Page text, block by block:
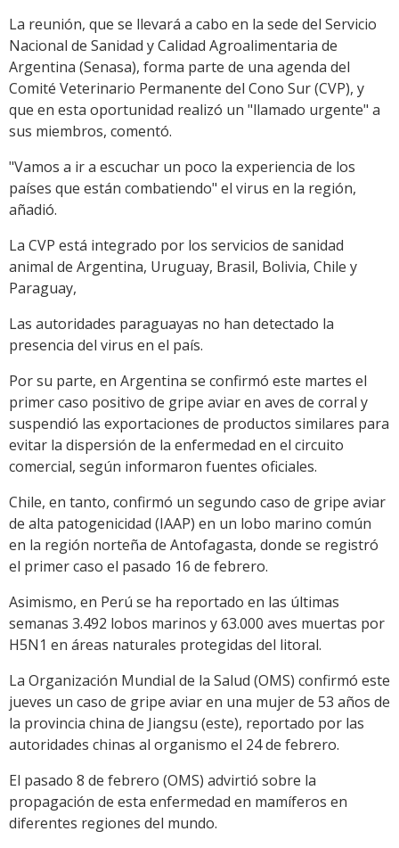
La reunión, que se llevará a cabo en la sede del Servicio
Nacional de Sanidad y Calidad Agroalimentaria de
Argentina (Senasa), forma parte de una agenda del
Comité Veterinario Permanente del Cono Sur (CVP), y
que en esta oportunidad realizó un "llamado urgente" a
sus miembros, comentó.
"Vamos a ir a escuchar un poco la experiencia de los
países que están combatiendo" el virus en la región,
añadió.
La CVP está integrado por los servicios de sanidad
animal de Argentina, Uruguay, Brasil, Bolivia, Chile y
Paraguay,
Las autoridades paraguayas no han detectado la
presencia del virus en el país.
Por su parte, en Argentina se confirmó este martes el
primer caso positivo de gripe aviar en aves de corral y
suspendió las exportaciones de productos similares para
evitar la dispersión de la enfermedad en el circuito
comercial, según informaron fuentes oficiales.
Chile, en tanto, confirmó un segundo caso de gripe aviar
de alta patogenicidad (IAAP) en un lobo marino común
en la región norteña de Antofagasta, donde se registró
el primer caso el pasado 16 de febrero.
Asimismo, en Perú se ha reportado en las últimas
semanas 3.492 lobos marinos y 63.000 aves muertas por
H5N1 en áreas naturales protegidas del litoral.
La Organización Mundial de la Salud (OMS) confirmó este
jueves un caso de gripe aviar en una mujer de 53 años de
la provincia china de Jiangsu (este), reportado por las
autoridades chinas al organismo el 24 de febrero.
El pasado 8 de febrero (OMS) advirtió sobre la
propagación de esta enfermedad en mamíferos en
diferentes regiones del mundo.